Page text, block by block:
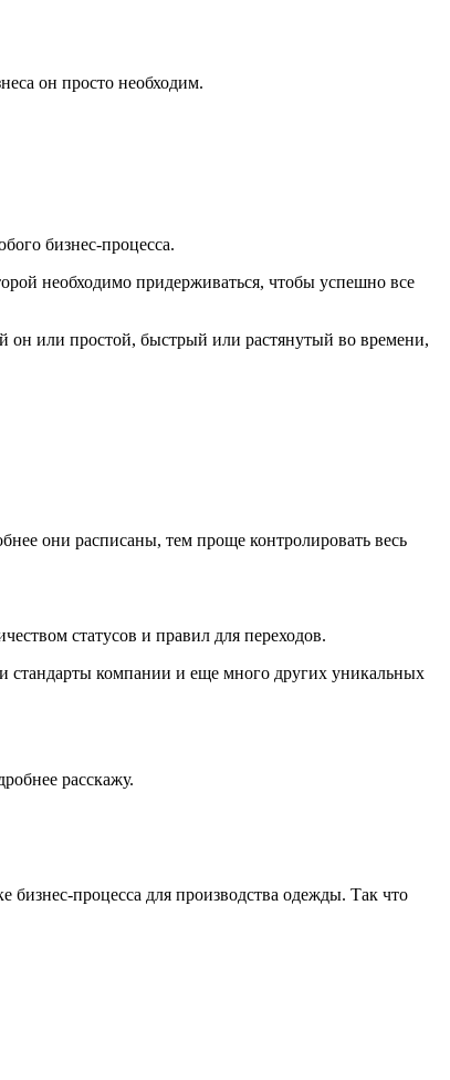
он просто необходим.
бизнес-процесса.
необходимо придерживаться, чтобы успешно все
он или простой, быстрый или растянутый во времени,
они расписаны, тем проще контролировать весь
статусов и правил для переходов.
стандарты компании и еще много других уникальных
расскажу.
процесса для производства одежды. Так что